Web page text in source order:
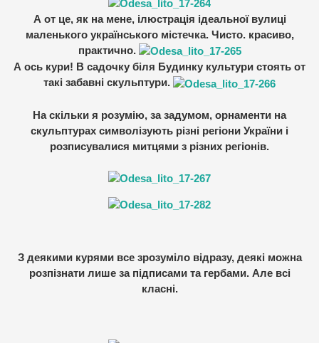
А от це, як на мене, ілюстрація ідеальної вулиці
маленького українського містечка. Чисто. красиво,
практично.
А ось кури! В садочку біля Будинку культури стоять от
такі забавні скульптури.
На скільки я розумію, за задумом, орнаменти на
скульптурах символізують різні регіони України і
розписувалися митцями з різних регіонів.
З деякими курями все зрозуміло відразу, деякі можна
розпізнати лише за підписами та гербами. Але всі
класні.